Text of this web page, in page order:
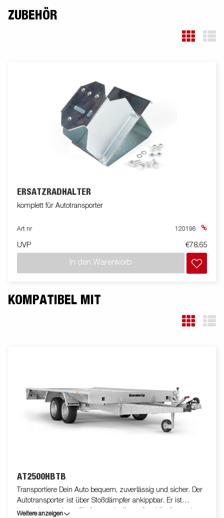
ZUBEHÖR
ERSATZRADHALTER
komplett für Autotransporter
Art nr 120196
UVP €78,65
In den Warenkorb
KOMPATIBEL MIT
AT2500HBTB
Transportiere Dein Auto bequem, zuverlässig und sicher. Der
Autotransporter ist über Stoßdämpfer ankippbar. Er ist
besonders geeignet für Autowerkstätten, Autohändler und
Weitere anzeigen